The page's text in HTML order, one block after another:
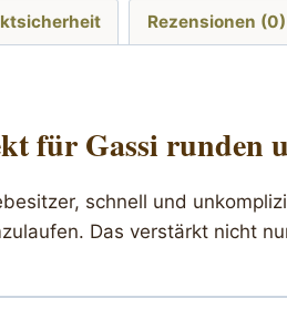
Rezensionen (0)
für Gassi
schnell und
Das verstärkt nicht